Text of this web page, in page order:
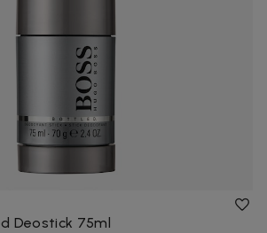
Deostick 75ml